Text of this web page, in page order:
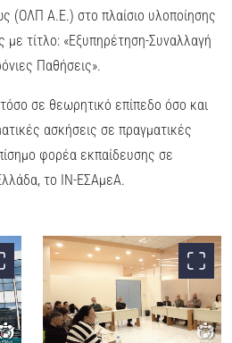
(ΟΛΠ Α.Ε.) στο πλαίσιο υλοποίησης
τίτλο: «Εξυπηρέτηση-Συναλλαγή
Παθήσεις».
σε θεωρητικό επίπεδο όσο και
ασκήσεις σε πραγματικές
φορέα εκπαίδευσης σε
το ΙΝ-ΕΣΑμεΑ.